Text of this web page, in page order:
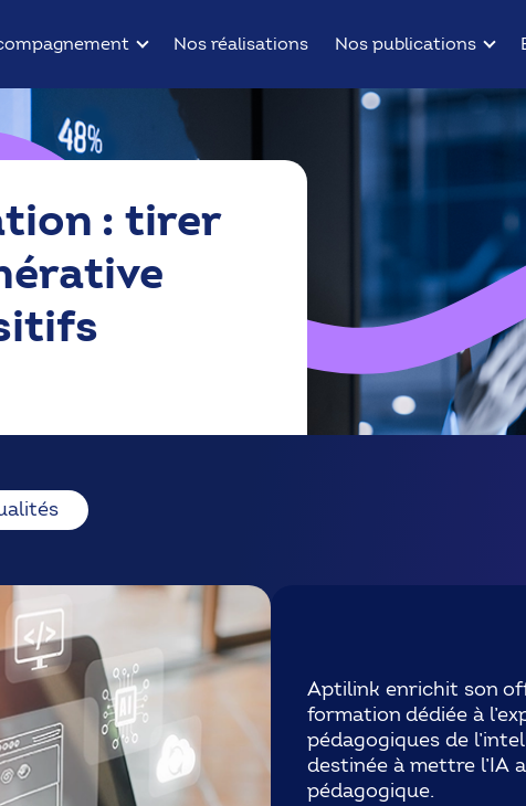
Nos réalisations Nos publications
: tirer
Aptilink enrichit son
formation dédiée à
pédagogiques de
destinée à mettre l’IA
pédagogique.